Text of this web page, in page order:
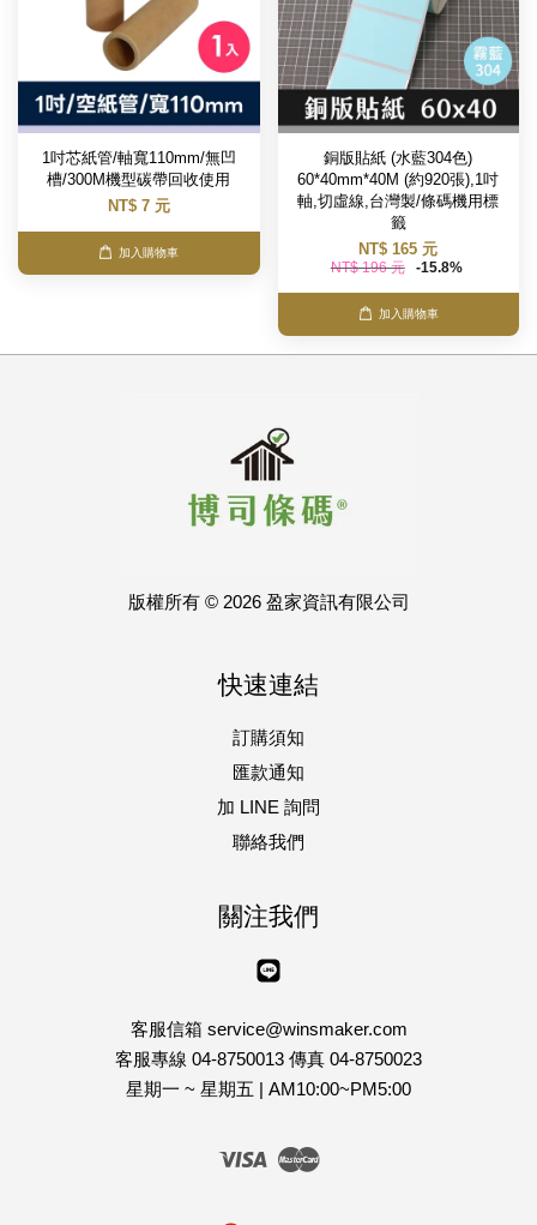
1吋芯紙管/軸寬110mm/無凹
槽/300M機型碳帶回收使用
NT$ 7 元
加入購物車
銅版貼紙 (水藍304色)
60*40mm*40M (約920張),1吋
軸,切虛線,台灣製/條碼機用標
籤
NT$ 165 元
NT$ 196 元 -15.8%
加入購物車
版權所有 © 2026 盈家資訊有限公司
快速連結
訂購須知
匯款通知
加 LINE 詢問
聯絡我們
關注我們
客服信箱 service@winsmaker.com
客服專線 04-8750013 傳真 04-8750023
星期一 ~ 星期五 | AM10:00~PM5:00
Visa Master